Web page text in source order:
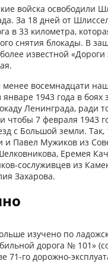
войска освободили
За 18 дней от
в 33 километра,
снятия блокады. В
известной
восемнадцати
1943 года в боях
Ленинграда, ради
чтобы 7 февраля 1943
с Большой земли.
Павел Мужиков из
Еремея
сослуживцев из
Захарова.
изучено по
дорога № 101»
71-го дорожно-